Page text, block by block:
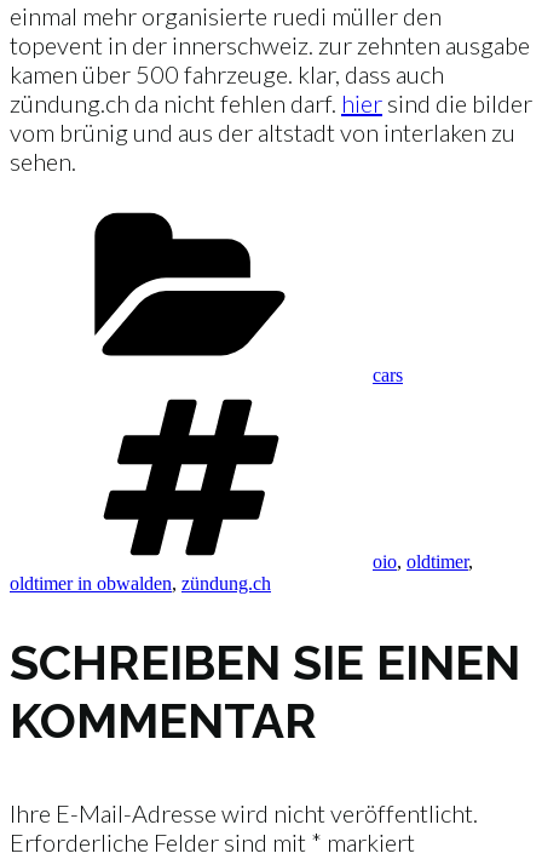
einmal mehr organisierte ruedi müller den
topevent in der innerschweiz. zur zehnten ausgabe
kamen über 500 fahrzeuge. klar, dass auch
zündung.ch da nicht fehlen darf. hier sind die bilder
vom brünig und aus der altstadt von interlaken zu
sehen.
cars
oio, oldtimer,
oldtimer in obwalden, zündung.ch
SCHREIBEN SIE EINEN
KOMMENTAR
Ihre E-Mail-Adresse wird nicht veröffentlicht.
Erforderliche Felder sind mit * markiert